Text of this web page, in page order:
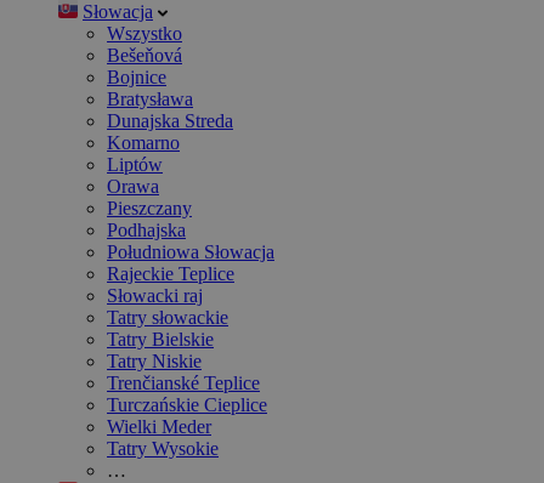
Słowacja
Wszystko
Bešeňová
Bojnice
Bratysława
Dunajska Streda
Komarno
Liptów
Orawa
Pieszczany
Podhajska
Południowa Słowacja
Rajeckie Teplice
Słowacki raj
Tatry słowackie
Tatry Bielskie
Tatry Niskie
Trenčianské Teplice
Turczańskie Cieplice
Wielki Meder
Tatry Wysokie
…